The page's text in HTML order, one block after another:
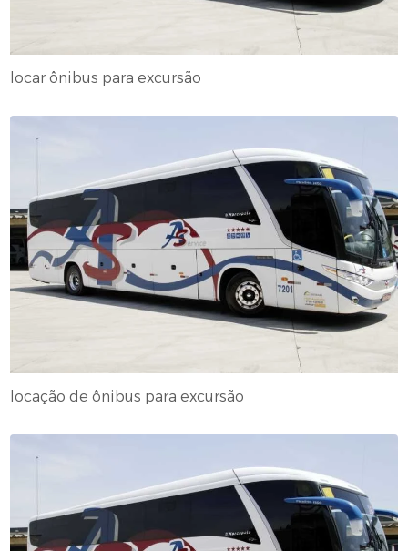
locar ônibus para excursão
locação de ônibus para excursão